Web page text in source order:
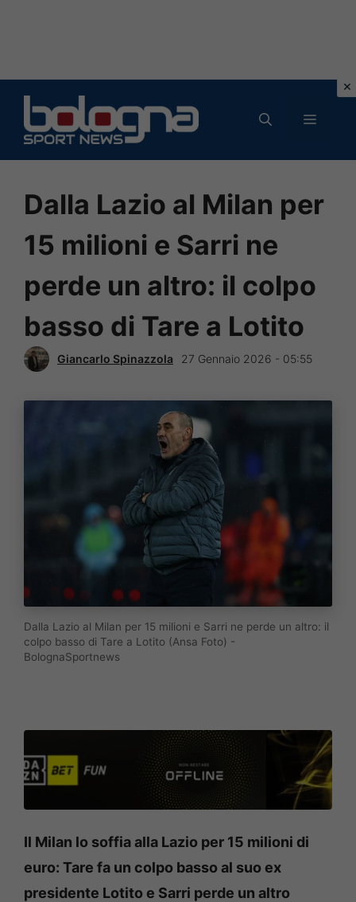
contenuto
MENU
Dalla Lazio al Milan per
15 milioni e Sarri ne
perde un altro: il colpo
basso di Tare a Lotito
Giancarlo Spinazzola 27 Gennaio 2026 - 05:55
Dalla Lazio al Milan per 15 milioni e Sarri ne perde un altro: il
colpo basso di Tare a Lotito (Ansa Foto) -
BolognaSportnews
Il Milan lo soffia alla Lazio per 15 milioni di
euro: Tare fa un colpo basso al suo ex
presidente Lotito e Sarri perde un altro